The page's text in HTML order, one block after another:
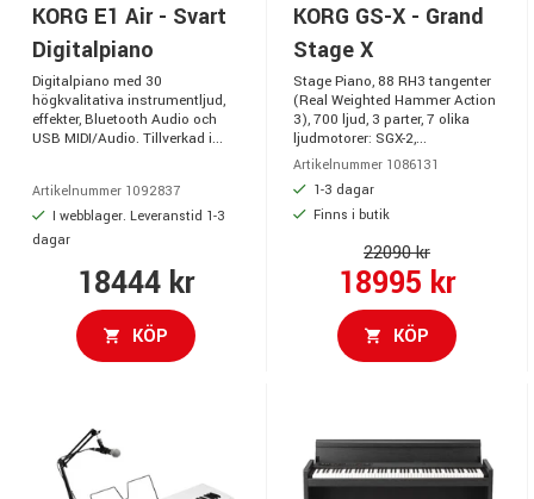
KORG E1 Air - Svart
Digitalpiano
Digitalpiano med 30
högkvalitativa instrumentljud,
effekter, Bluetooth Audio och
USB MIDI/Audio. Tillverkad i...
Artikelnummer 1092837
I webblager. Leveranstid 1-3
dagar
18444 kr
KÖP
KORG GS-X - Grand
Stage X
Stage Piano, 88 RH3 tangenter
(Real Weighted Hammer Action
3), 700 ljud, 3 parter, 7 olika
ljudmotorer: SGX-2,...
Artikelnummer 1086131
1-3 dagar
Finns i butik
22090 kr
18995 kr
KÖP